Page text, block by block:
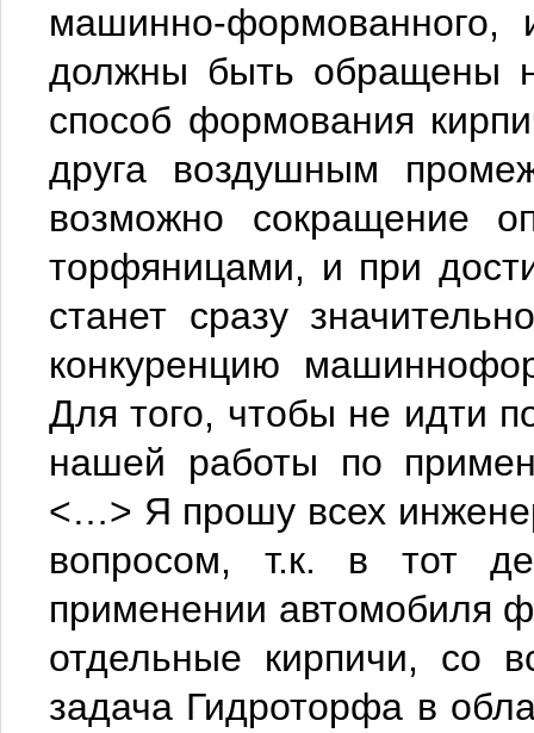
машинно-
должны быть обращены
способ формования
друга воздушным
возможно сокращение
торфяницами, и при
станет сразу
конкуренцию
Для того, чтобы не идти
нашей работы по
<…> Я прошу всех
вопросом, т.к. в тот
применении автомобиля
отдельные кирпичи, со
задача Гидроторфа в